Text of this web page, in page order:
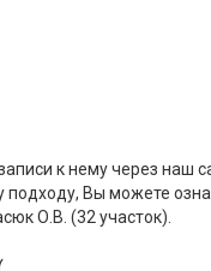
к нему через наш
Вы можете
О.В. (32 участок).